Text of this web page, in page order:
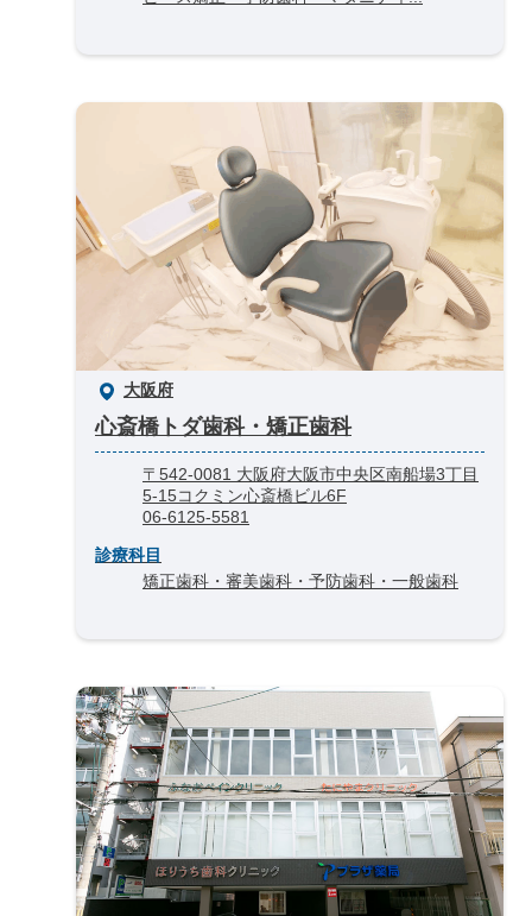
大阪府
心斎橋トダ歯科・矯正歯科
〒542-0081 大阪府大阪市中央区南船場3丁目
5-15コクミン心斎橋ビル6F
06-6125-5581
診療科目
矯正歯科・審美歯科・予防歯科・一般歯科